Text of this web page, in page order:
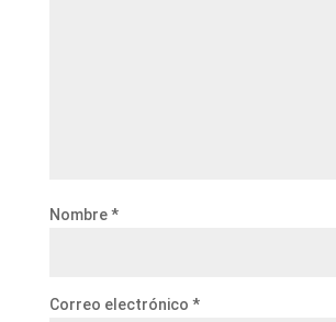
Nombre*
Correo electrónico *